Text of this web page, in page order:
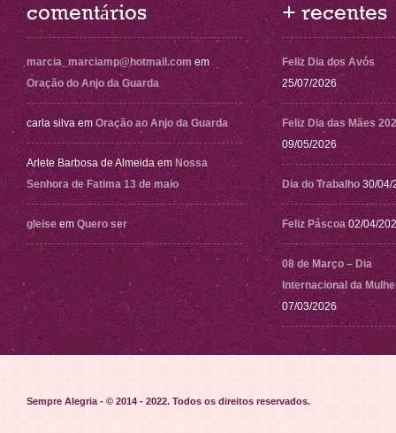
comentários
marcia_marciamp@hotmail.com em
Oração do Anjo da Guarda
carla silva em Oração ao Anjo da Guarda
Arlete Barbosa de Almeida em Nossa
Senhora de Fatima 13 de maio
gleise em Quero ser
+ recentes
Feliz Dia dos Avós
25/07/2026
Feliz Dia das Mães
09/05/2026
Dia do Trabalho 30/04/
Feliz Páscoa 02/04/
08 de Março – Dia
Internacional da
07/03/2026
Sempre Alegria - © 2014 - 2022. Todos os direitos reservados.